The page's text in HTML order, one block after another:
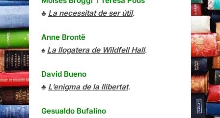
♣ La necessitat de ser útil.
Anne Brontë
♠ La llogatera de Wildfell Hall.
David Bueno
♣ L’enigma de la llibertat.
Gesualdo Bufalino